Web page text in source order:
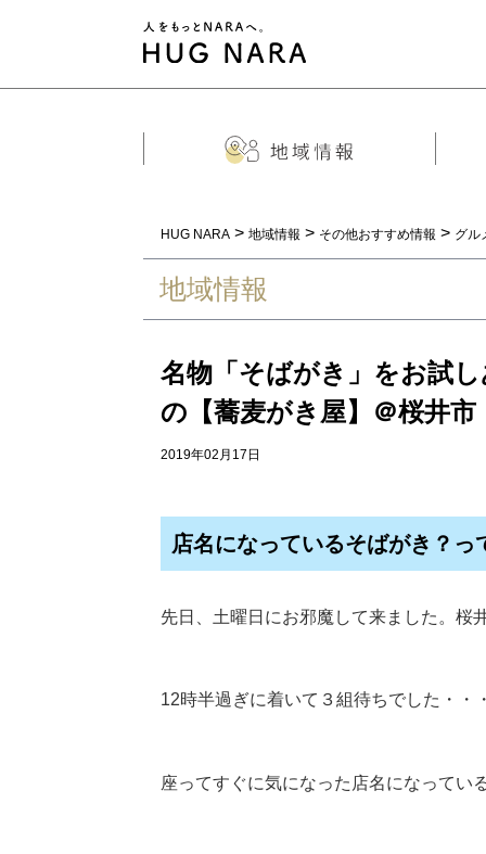
HUG NARA > 地域情報 > その他おすすめ情報 > グル
地域情報
名物「そばがき」をお試
の【蕎麦がき屋】＠桜井市
2019年02月17日
店名になっているそばがき？っ
先日、土曜日にお邪魔して来ました。桜
12時半過ぎに着いて３組待ちでした・・
座ってすぐに気になった店名になってい